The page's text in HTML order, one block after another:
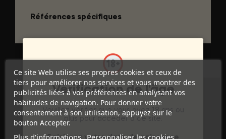
Références spécifiques
Ce site Web utilise ses propres cookies et ceux de
tiers pour améliorer nos services et vous montrer des
publicités liées à vos préférences en analysant vos
habitudes de navigation. Pour donner votre
consentement à son utilisation, appuyez sur le
bouton Accepter.
Plus d'informations Personnaliser les cookies
Vérification de l'âge
Veuillez vérifier que vous avez 18 ans ou
plus pour accéder à ce site.
Saisissez votre date de naissance